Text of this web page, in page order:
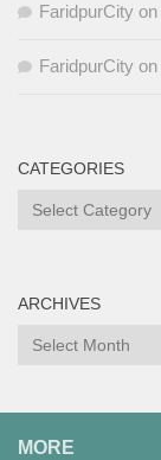
FaridpurCity on
FaridpurCity on
CATEGORIES
Categories
ARCHIVES
Archives
MORE